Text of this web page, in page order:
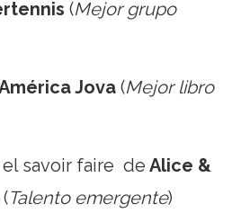
(Mejor grupo
Jova (Mejor libro
el savoir faire de Alice &
(Talento emergente)